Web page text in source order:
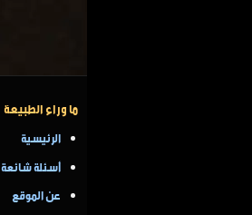
ما وراء الطبيعة
الرئيسية
أسئلة شائعة
عن الموقع